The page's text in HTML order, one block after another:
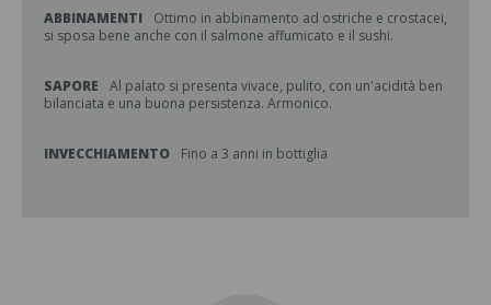
ABBINAMENTI
Ottimo in abbinamento ad ostriche e crostacei,
si sposa bene anche con il salmone affumicato e il sushi.
SAPORE
Al palato si presenta vivace, pulito, con un'acidità ben
bilanciata e una buona persistenza. Armonico.
INVECCHIAMENTO Fino a 3 anni in bottiglia